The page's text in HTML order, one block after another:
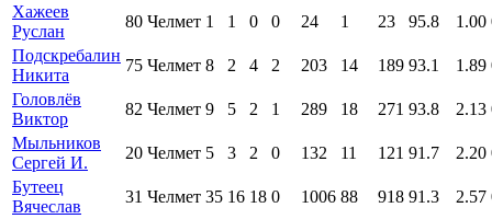
Хажеев
Руслан
80 Челмет 1 1 0 0 24 1 23 95.8 1.00
Подскребалин
Никита
75 Челмет 8 2 4 2 203 14 189 93.1 1.89
Головлёв
Виктор
82 Челмет 9 5 2 1 289 18 271 93.8 2.13
Мыльников
Сергей И.
20 Челмет 5 3 2 0 132 11 121 91.7 2.20
Бутеец
Вячеслав
31 Челмет 35 16 18 0 1006 88 918 91.3 2.57